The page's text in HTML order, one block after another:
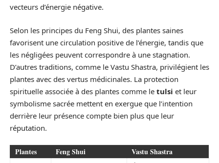
vecteurs d’énergie négative.
Selon les principes du Feng Shui, des plantes saines
favorisent une circulation positive de l’énergie, tandis que
les négligées peuvent correspondre à une stagnation.
D’autres traditions, comme le Vastu Shastra, privilégient les
plantes avec des vertus médicinales. La protection
spirituelle associée à des plantes comme le tulsi et leur
symbolisme sacrée mettent en exergue que l’intention
derrière leur présence compte bien plus que leur
réputation.
Plantes Feng Shui Vastu Shastra